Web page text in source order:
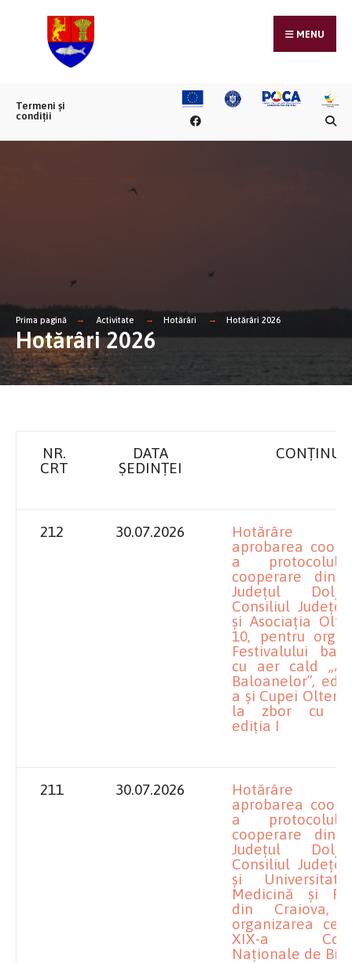
MENU
Termeni și
condiții
Prima pagină Activitate Hotărâri Hotărâri 2026
Hotărâri 2026
NR.
CRT
DATA
ȘEDINȚEI
CONȚINUT
212 30.07.2026
Hotărâre
aprobarea
a
cooperare
Județul
Consiliul
și Asociația
10, pentru
Festivalului
cu aer cald
Baloanelor”,
a și Cupei
la zbor cu
ediția I
211 30.07.2026
Hotărâre
aprobarea
a
cooperare
Județul
Consiliul
și
Medicină și
din Craiova,
organizarea
XIX-a
Naționale de